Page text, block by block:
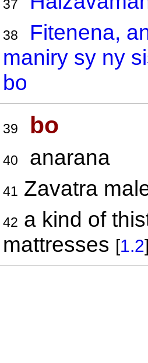
37
38
Fitenena,
maniry sy ny
bo
39 bo
40 anarana
41 Zavatra
42 a kind of
mattresses [1.2